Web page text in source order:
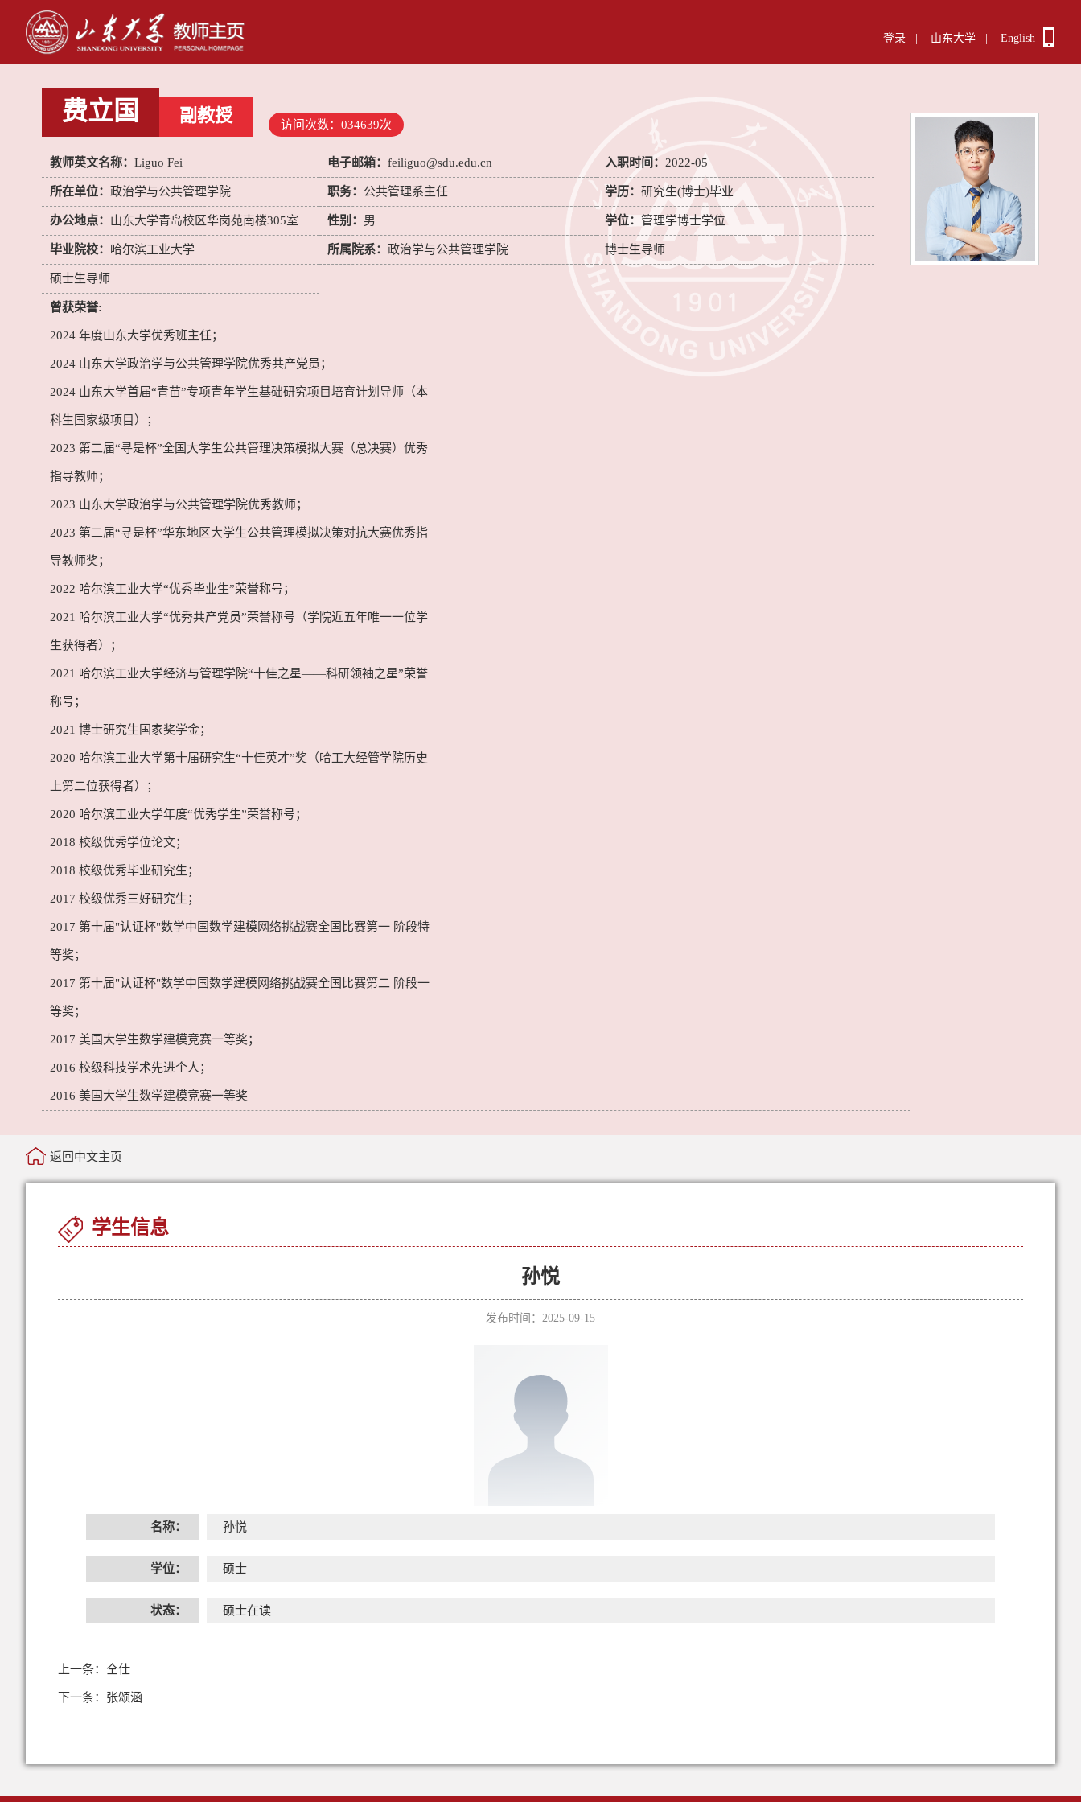
登录 山东大学 English
费立国 副教授 访问次数： 034639次
教师英文名称： Liguo Fei 电子邮箱： feiliguo@sdu.edu.cn 入职时间： 2022-05
所在单位： 政治学与公共管理学院 职务： 公共管理系主任 学历： 研究生(博士)毕业
办公地点： 山东大学青岛校区华岗苑南楼305室 性别： 男 学位： 管理学博士学位
毕业院校： 哈尔滨工业大学 所属院系： 政治学与公共管理学院 博士生导师
硕士生导师
曾获荣誉:
2024 年度山东大学优秀班主任；
2024 山东大学政治学与公共管理学院优秀共产党员；
2024 山东大学首届“青苗”专项青年学生基础研究项目培育计划导师（本
科生国家级项目）；
2023 第二届“寻是杯”全国大学生公共管理决策模拟大赛（总决赛）优秀
指导教师；
2023 山东大学政治学与公共管理学院优秀教师；
2023 第二届“寻是杯”华东地区大学生公共管理模拟决策对抗大赛优秀指
导教师奖；
2022 哈尔滨工业大学“优秀毕业生”荣誉称号；
2021 哈尔滨工业大学“优秀共产党员”荣誉称号（学院近五年唯一一位学
生获得者）；
2021 哈尔滨工业大学经济与管理学院“十佳之星——科研领袖之星”荣誉
称号；
2021 博士研究生国家奖学金；
2020 哈尔滨工业大学第十届研究生“十佳英才”奖（哈工大经管学院历史
上第二位获得者）；
2020 哈尔滨工业大学年度“优秀学生”荣誉称号；
2018 校级优秀学位论文；
2018 校级优秀毕业研究生；
2017 校级优秀三好研究生；
2017 第十届"认证杯"数学中国数学建模网络挑战赛全国比赛第一 阶段特
等奖；
2017 第十届"认证杯"数学中国数学建模网络挑战赛全国比赛第二 阶段一
等奖；
2017 美国大学生数学建模竞赛一等奖；
2016 校级科技学术先进个人；
2016 美国大学生数学建模竞赛一等奖
返回中文主页
学生信息
孙悦
发布时间：2025-09-15
名称： 孙悦
学位： 硕士
状态： 硕士在读
上一条： 仝仕
下一条： 张颂涵